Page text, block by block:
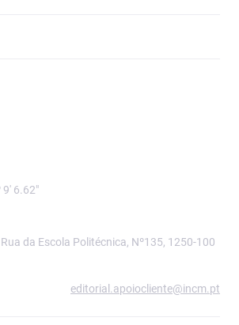
9' 6.62"
da Escola Politécnica, Nº135, 1250-100
editorial.apoiocliente@incm.pt